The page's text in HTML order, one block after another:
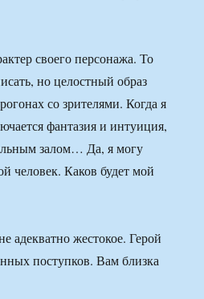
своего персонажа. То
но целостный образ
со зрителями. Когда я
фантазия и интуиция,
залом… Да, я могу
человек. Каков будет мой
жестокое. Герой
поступков. Вам близка